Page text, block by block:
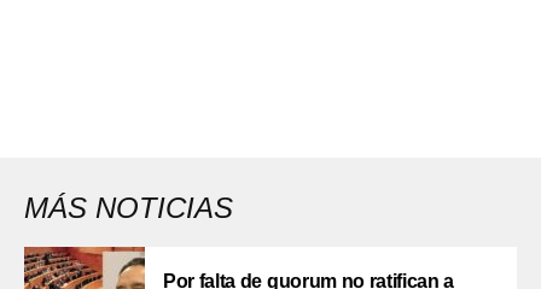
MÁS NOTICIAS
Por falta de quorum no ratifican a